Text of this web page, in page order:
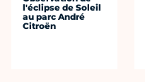
l'éclipse de Soleil
au parc André
Citroën